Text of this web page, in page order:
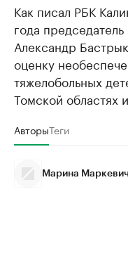
Как писал РБК
года
Александр
оценку
тяжелобольных
Томской областях
АвторыТеги
Марина Маркевич